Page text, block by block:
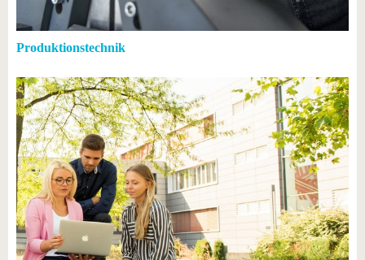
Produktionstechnik